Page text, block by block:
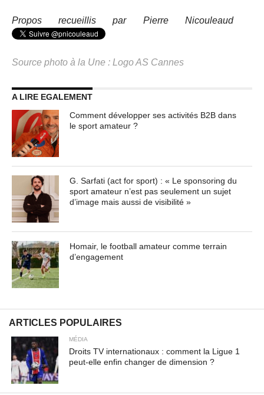
Propos recueillis par Pierre Nicouleaud
Source photo à la Une : Logo AS Cannes
A LIRE EGALEMENT
Comment développer ses activités B2B dans
le sport amateur ?
G. Sarfati (act for sport) : « Le sponsoring du
sport amateur n’est pas seulement un sujet
d’image mais aussi de visibilité »
Homair, le football amateur comme terrain
d’engagement
ARTICLES POPULAIRES
MÉDIA
Droits TV internationaux : comment la Ligue 1
peut-elle enfin changer de dimension ?